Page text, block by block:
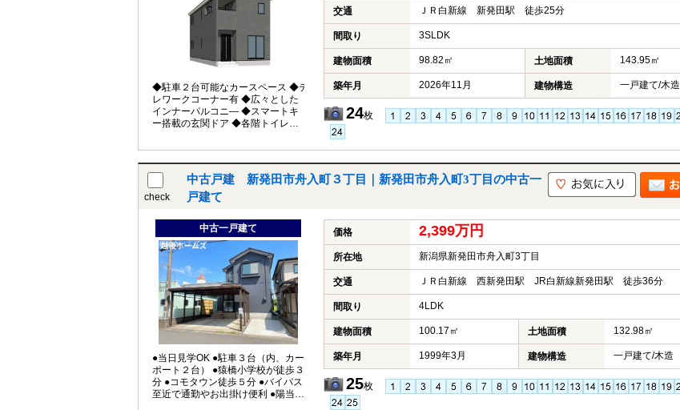
◆駐車２台可能なカースペース ◆テ
レワークコーナー有 ◆広々とした
インナーパルコニ― ◆スマートキ
ー搭載の玄関ドア ◆各階トイレが
ムズは「住宅ローンに強い」会社
です ３）未公開情報（新規物件、
値引き情報など）も提供します
ン実施中 ■自動洗浄機能付きの外壁
サイディング ■地震に強い「耐震等
級３」の家！ ■厳しい第三者機関検
査による「住宅性能評価」W取
得！ ■「ベタ基礎」「地盤改良工
事」実施！ ■安心の建物１０年保証
（最大３５年まで延長可） ■年中無
休のアフターサービスコールセン
ター設置 ■浴室乾燥機で天候に左右
されずお洗濯が可能 【教育】 外ヶ
輪小学校 徒歩８分 本丸中学校
徒歩１１分
交通 ＪＲ白新線 新発田駅 徒歩25分
間取り 3SLDK
建物面積 98.82㎡ 土地面積 143.95㎡
築年月 2026年11月 建物構造 一戸建て/木造
24枚
check
中古戸建 新発田市舟入町３丁目｜新発田市舟入町3丁目の中古一
戸建て
中古一戸建て
●当日見学OK ●駐車３台（内、カー
ポート２台） ●猿橋小学校が徒歩３
分 ●コモタウン徒歩５分 ●バイパス
至近で通勤やお出掛け便利 ●陽当り
価格 2,399万円
所在地 新潟県新発田市舟入町3丁目
交通 ＪＲ白新線 西新発田駅 JR白新線新発田駅 徒歩36分
間取り 4LDK
建物面積 100.17㎡ 土地面積 132.98㎡
築年月 1999年3月 建物構造 一戸建て/木造
25枚